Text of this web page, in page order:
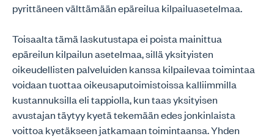
pyrittäneen välttämään epäreilua kilpailuasetelmaa.
Toisaalta tämä laskutustapa ei poista mainittua
epäreilun kilpailun asetelmaa, sillä yksityisten
oikeudellisten palveluiden kanssa kilpailevaa toimintaa
voidaan tuottaa oikeusaputoimistoissa kalliimmilla
kustannuksilla eli tappiolla, kun taas yksityisen
avustajan täytyy kyetä tekemään edes jonkinlaista
voittoa kyetäkseen jatkamaan toimintaansa. Yhden